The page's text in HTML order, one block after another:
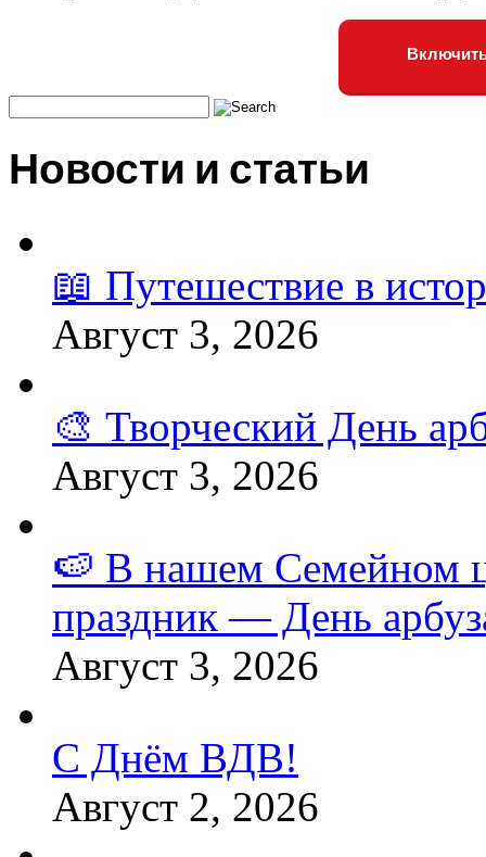
Новости и статьи
📖 Путешествие в
Август 3, 2026
🎨 Творческий День
Август 3, 2026
🍉 В нашем Семейном
праздник — День
Август 3, 2026
С Днём ВДВ!
Август 2, 2026